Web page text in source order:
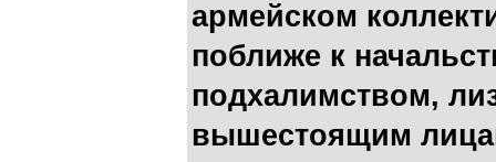
армейском
поближе к
подхалимством,
вышестоящим